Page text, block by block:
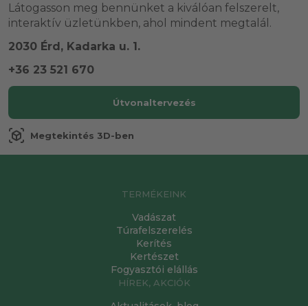
Látogasson meg bennünket a kiválóan felszerelt,
interaktív üzletünkben, ahol mindent megtalál.
2030 Érd, Kadarka u. 1.
+36 23 521 670
Útvonaltervezés
view_in_ar Megtekintés 3D-ben
TERMÉKEINK
Vadászat
Túrafelszerelés
Kerítés
Kertészet
Fogyasztói elállás
HÍREK, AKCIÓK